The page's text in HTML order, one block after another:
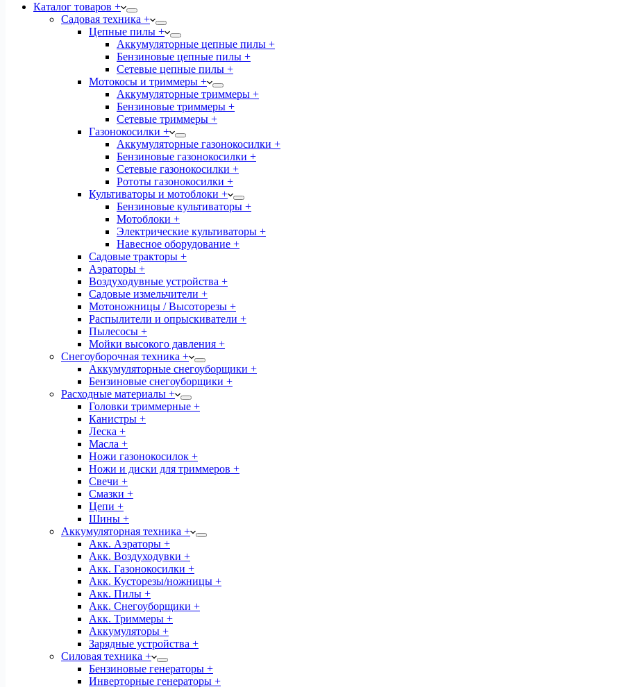
Каталог товаров +
Садовая техника +
Цепные пилы +
Аккумуляторные цепные пилы +
Бензиновые цепные пилы +
Сетевые цепные пилы +
Мотокосы и триммеры +
Аккумуляторные триммеры +
Бензиновые триммеры +
Сетевые триммеры +
Газонокосилки +
Аккумуляторные газонокосилки +
Бензиновые газонокосилки +
Сетевые газонокосилки +
Рототы газонокосилки +
Культиваторы и мотоблоки +
Бензиновые культиваторы +
Мотоблоки +
Электрические культиваторы +
Навесное оборудование +
Садовые тракторы +
Аэраторы +
Воздуходувные устройства +
Садовые измельчители +
Мотоножницы / Высоторезы +
Распылители и опрыскиватели +
Пылесосы +
Мойки высокого давления +
Снегоуборочная техника +
Аккумуляторные снегоуборщики +
Бензиновые снегоуборщики +
Расходные материалы +
Головки триммерные +
Канистры +
Леска +
Масла +
Ножи газонокосилок +
Ножи и диски для триммеров +
Свечи +
Смазки +
Цепи +
Шины +
Аккумуляторная техника +
Акк. Аэраторы +
Акк. Воздуходувки +
Акк. Газонокосилки +
Акк. Кусторезы/ножницы +
Акк. Пилы +
Акк. Снегоуборщики +
Акк. Триммеры +
Аккумуляторы +
Зарядные устройства +
Силовая техника +
Бензиновые генераторы +
Инверторные генераторы +